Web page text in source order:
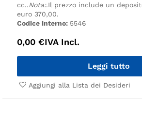
cc..Nota:.Il prezzo include un
euro 370,00.
Codice interno: 5546
0,00 €IVA Incl.
Leggi tutto
Aggiungi alla Lista dei Desideri